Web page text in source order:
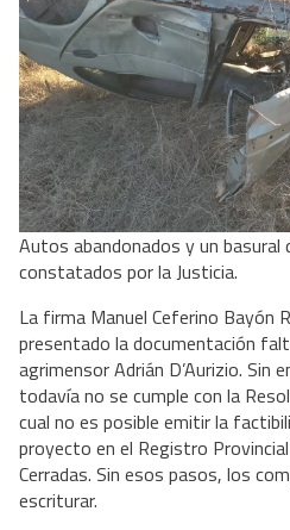
Autos abandonados y un
constatados por la Justicia.
La firma Manuel Ceferino Bayón
presentado la documentación
agrimensor Adrián D’Aurizio. Sin
todavía no se cumple con la
cual no es posible emitir la
proyecto en el Registro
Cerradas. Sin esos pasos, los
escriturar.